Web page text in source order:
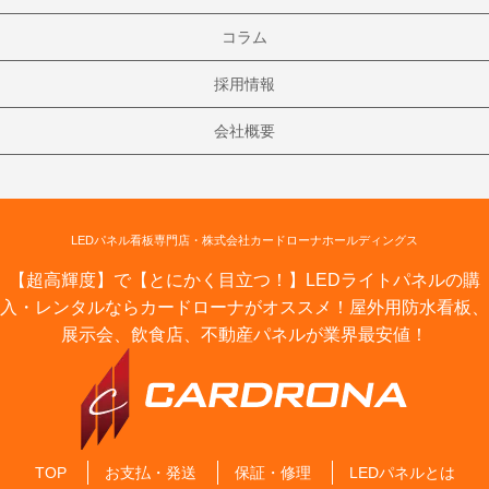
コラム
採用情報
会社概要
LEDパネル看板専門店・株式会社カードローナホールディングス
【超高輝度】で【とにかく目立つ！】LEDライトパネルの購
入・レンタルならカードローナがオススメ！屋外用防水看板、
展示会、飲食店、不動産パネルが業界最安値！
TOP お支払・発送 保証・修理 LEDパネルとは